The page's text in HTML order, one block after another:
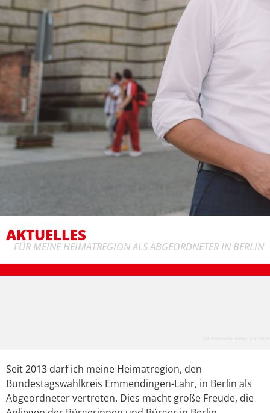
AKTUELLES
FÜR MEINE HEIMATREGION ALS ABGEORDNETER IN BERLIN
Seit 2013 darf ich meine Heimatregion, den
Bundestagswahlkreis Emmendingen-Lahr, in Berlin als
Abgeordneter vertreten. Dies macht große Freude, die